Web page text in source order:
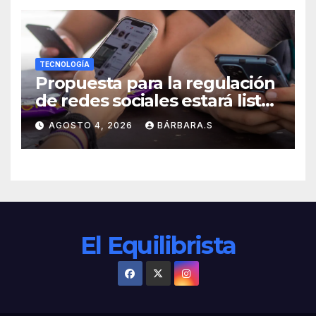
TECNOLOGÍA
Propuesta para la regulación
de redes sociales estará lista
a finales de agosto:
Sheinbaum
AGOSTO 4, 2026 BÁRBARA.S
El Equilibrista